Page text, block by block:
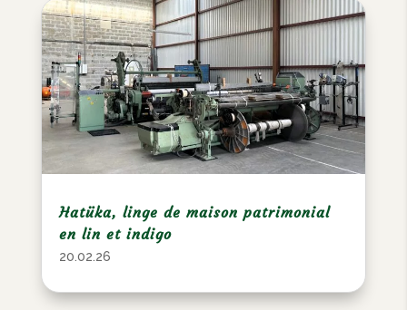
Hatüka, linge de maison patrimonial
en lin et indigo
20.02.26